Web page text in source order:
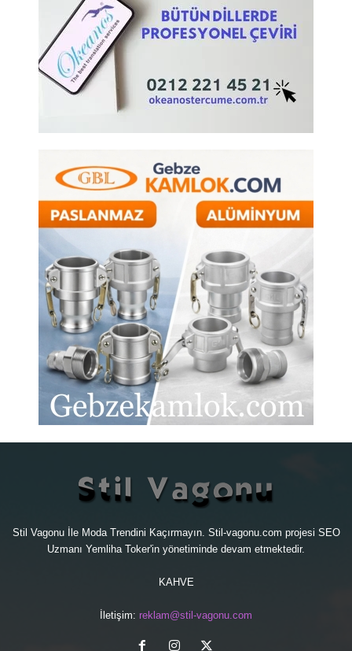
Stil Vagonu İle Moda Trendini Kaçırmayın. Stil-vagonu.com projesi SEO
Uzmanı Yemliha Toker'in yönetiminde devam etmektedir.
KAHVE
İletişim: reklam@stil-vagonu.com